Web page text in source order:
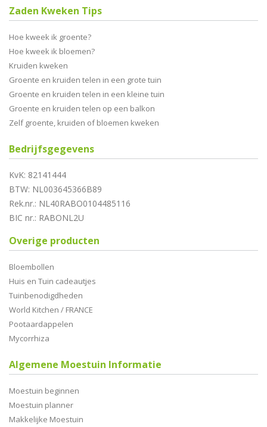
Zaden Kweken Tips
Hoe kweek ik groente?
Hoe kweek ik bloemen?
Kruiden kweken
Groente en kruiden telen in een grote tuin
Groente en kruiden telen in een kleine tuin
Groente en kruiden telen op een balkon
Zelf groente, kruiden of bloemen kweken
Bedrijfsgegevens
KvK: 82141444
BTW: NL003645366B89
Rek.nr.: NL40RABO0104485116
BIC nr.: RABONL2U
Overige producten
Bloembollen
Huis en Tuin cadeautjes
Tuinbenodigdheden
World Kitchen / FRANCE
Pootaardappelen
Mycorrhiza
Algemene Moestuin Informatie
Moestuin beginnen
Moestuin planner
Makkelijke Moestuin